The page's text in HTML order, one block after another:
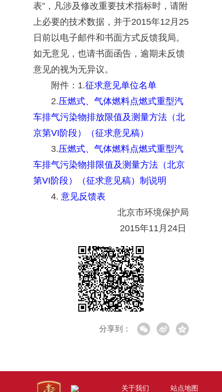
表”，凡涉及修改重要技术指标时，请附
上必要的技术数据，并于2015年12月25
日前以电子邮件和书面方式反馈我局。
如无意见，也请书面函告，逾期未反馈
意见的视为无异议。
附件：1.征求意见单位名单
2.压燃式、气体燃料点燃式重型汽
车排气污染物排放限值及测量方法（北
京第VI阶段）（征求意见稿）
3.压燃式、气体燃料点燃式重型汽
车排气污染物排限值及测量方法（北京
第VI阶段）（征求意见稿）制说明
4. 意见反馈表
北京市环境保护局
2015年11月24日
分享到：
关于我们 站点地图